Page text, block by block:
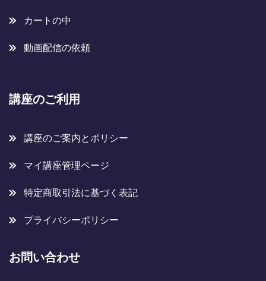
カートの中
動画配信の依頼
講座のご利用
講座のご案内とポリシー
マイ講座管理ページ
特定商取引法に基づく表記
プライバシーポリシー
お問い合わせ